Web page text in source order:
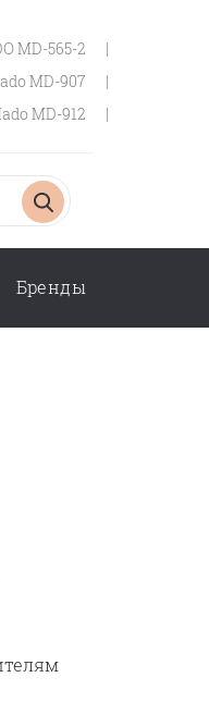
MD-565-2
|
MD-907
|
MD-912
|
Бренды